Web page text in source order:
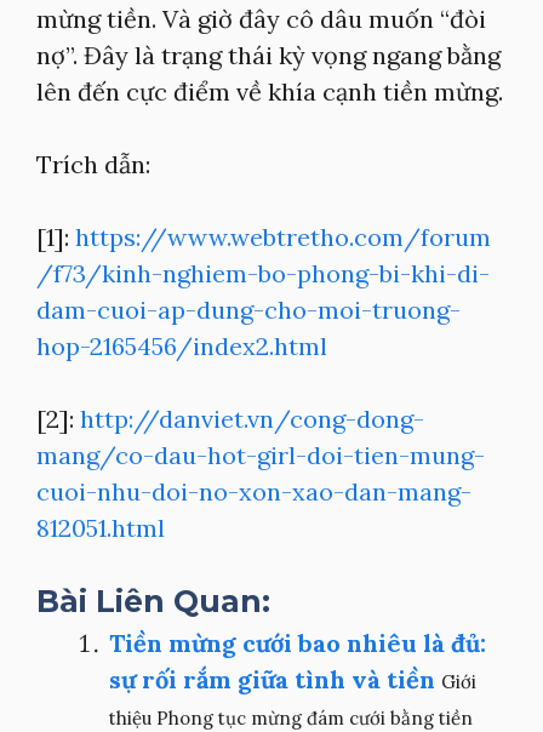
mừng tiền. Và giờ đây cô dâu muốn “đòi
nợ”. Đây là trạng thái kỳ vọng ngang bằng
lên đến cực điểm về khía cạnh tiền mừng.
Trích dẫn:
[1]: https://www.webtretho.com/forum
/f73/kinh-nghiem-bo-phong-bi-khi-di-
dam-cuoi-ap-dung-cho-moi-truong-
hop-2165456/index2.html
[2]: http://danviet.vn/cong-dong-
mang/co-dau-hot-girl-doi-tien-mung-
cuoi-nhu-doi-no-xon-xao-dan-mang-
812051.html
Bài Liên Quan:
Tiền mừng cưới bao nhiêu là đủ:
sự rối rắm giữa tình và tiền Giới
thiệu Phong tục mừng đám cưới bằng tiền